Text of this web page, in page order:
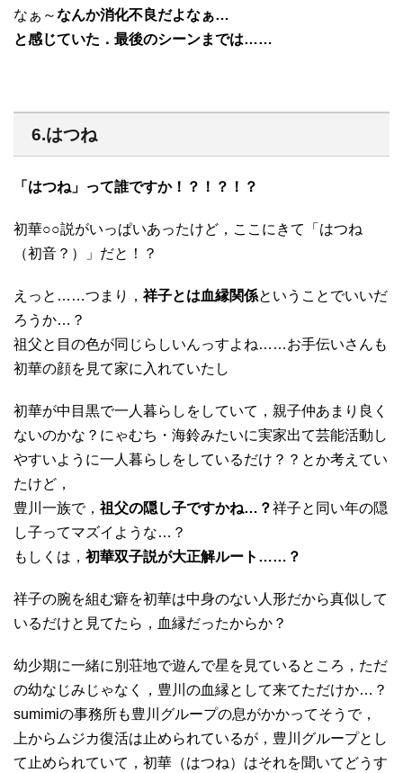
なぁ～なんか消化不良だよなぁ…
と感じていた．最後のシーンまでは……
6.はつね
「はつね」って誰ですか！？！？！？
初華○○説がいっぱいあったけど，ここにきて「はつね
（初音？）」だと！？
えっと……つまり，祥子とは血縁関係ということでいいだ
ろうか…？
祖父と目の色が同じらしいんっすよね……お手伝いさんも
初華の顔を見て家に入れていたし
初華が中目黒で一人暮らしをしていて，親子仲あまり良く
ないのかな？にゃむち・海鈴みたいに実家出て芸能活動し
やすいように一人暮らしをしているだけ？？とか考えてい
たけど，
豊川一族で， 祖父の隠し子ですかね…？祥子と同い年の隠
し子ってマズイような…？
もしくは， 初華双子説が大正解ルート……？
祥子の腕を組む癖を初華は中身のない人形だから真似して
いるだけと見てたら，血縁だったからか？
幼少期に一緒に別荘地で遊んで星を見ているところ，ただ
の幼なじみじゃなく，豊川の血縁として来てただけか…？
sumimiの事務所も豊川グループの息がかかってそうで，
上からムジカ復活は止められているが，豊川グループとし
て止められていて，初華（はつね）はそれを聞いてどうす